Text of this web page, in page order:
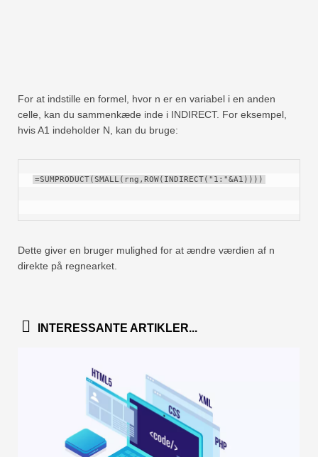
For at indstille en formel, hvor n er en variabel i en anden
celle, kan du sammenkæde inde i INDIRECT. For eksempel,
hvis A1 indeholder N, kan du bruge:
=SUMPRODUCT(SMALL(rng,ROW(INDIRECT("1:"&A1))))
Dette giver en bruger mulighed for at ændre værdien af ​​n
direkte på regnearket.
INTERESSANTE ARTIKLER...